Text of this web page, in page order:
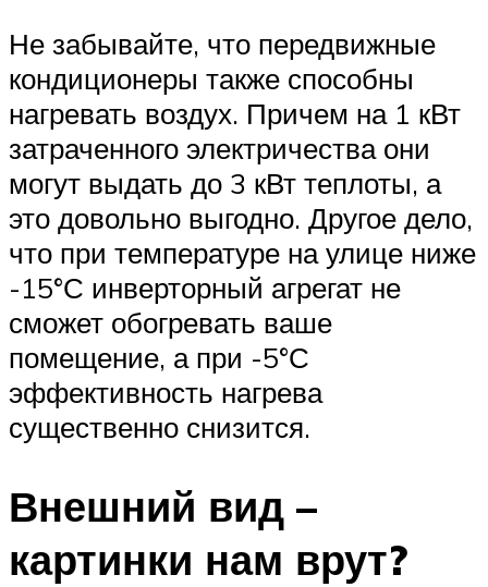
Не забывайте, что передвижные
кондиционеры также способны
нагревать воздух. Причем на 1 кВт
затраченного электричества они
могут выдать до 3 кВт теплоты, а
это довольно выгодно. Другое дело,
что при температуре на улице ниже
-15°С инверторный агрегат не
сможет обогревать ваше
помещение, а при -5°С
эффективность нагрева
существенно снизится.
Внешний вид –
картинки нам врут?